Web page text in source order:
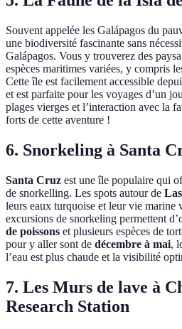
Souvent appelée les Galápagos du
une biodiversité fascinante sans
Galápagos. Vous y trouverez des
espèces maritimes variées, y compris
Cette île est facilement accessible
et est parfaite pour les voyages d’un
plages vierges et l’interaction avec la
forts de cette aventure !
6. Snorkeling à Santa
Santa Cruz est une île populaire qui
de snorkelling. Les spots autour de
leurs eaux turquoise et leur vie marine
excursions de snorkeling permettent
de poissons et plusieurs espèces de
pour y aller sont de décembre à mai,
l’eau est plus chaude et la visibilité
7. Les Murs de lave à
Research Station